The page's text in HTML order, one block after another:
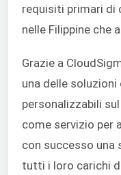
requisiti primari di
nelle Filippine che
Grazie a
una delle
personalizzabili
come servizio per
con successo
tutti i loro carichi